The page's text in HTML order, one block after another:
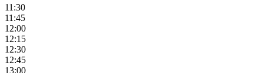
11:30
11:45
12:00
12:15
12:30
12:45
13:00